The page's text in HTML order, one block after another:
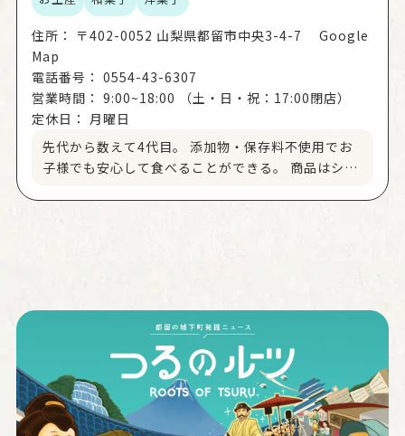
住所：
〒402-0052 山梨県都留市中央3-4-7 Google
Map
電話番号： 0554-43-6307
営業時間：
9:00~18:00 （土・日・祝：17:00閉店）
定休日： 月曜日
先代から数えて4代目。 添加物・保存料不使用でお
子様でも安心して食べることができる。 商品はシュ